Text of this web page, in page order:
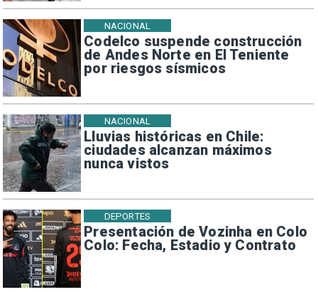
Codelco suspende construcción
de Andes Norte en El Teniente
por riesgos sísmicos
NACIONAL
Lluvias históricas en Chile:
ciudades alcanzan máximos
nunca vistos
NACIONAL
Presentación de Vozinha en Colo
Colo: Fecha, Estadio y Contrato
DEPORTES